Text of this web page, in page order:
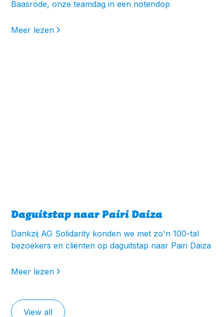
Baasrode, onze teamdag in een notendop
Meer lezen
Daguitstap naar Pairi Daiza
Dankzij AG Solidarity konden we met zo'n 100-tal
bezoekers en cliënten op daguitstap naar Pairi Daiza
Meer lezen
View all